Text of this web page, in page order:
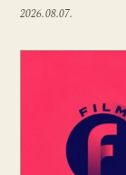
2026.08.07.